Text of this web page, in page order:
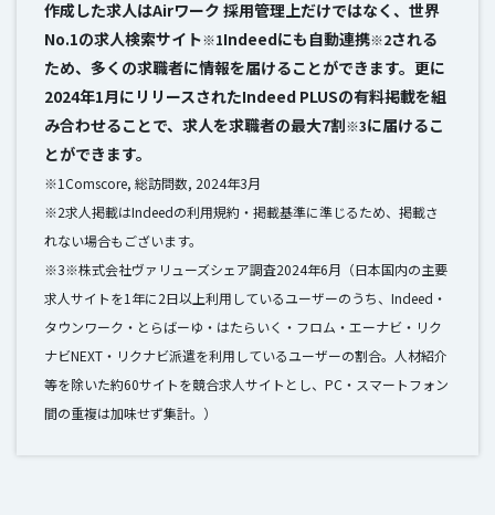
作成した求人はAirワーク 採用管理上だけではなく、世界
No.1の求人検索サイト※1Indeedにも自動連携※2される
ため、多くの求職者に情報を届けることができます。更に
2024年1月にリリースされたIndeed PLUSの有料掲載を組
み合わせることで、求人を求職者の最大7割※3に届けるこ
とができます。
※1Comscore, 総訪問数, 2024年3月
※2求人掲載はIndeedの利用規約・掲載基準に準じるため、掲載さ
れない場合もございます。
※3※株式会社ヴァリューズシェア調査2024年6月（日本国内の主要
求人サイトを1年に2日以上利用しているユーザーのうち、Indeed・
タウンワーク・とらばーゆ・はたらいく・フロム・エーナビ・リク
ナビNEXT・リクナビ派遣を利用しているユーザーの割合。人材紹介
等を除いた約60サイトを競合求人サイトとし、PC・スマートフォン
間の重複は加味せず集計。）